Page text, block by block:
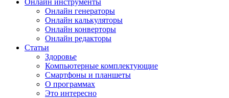
Онлайн инструменты
Онлайн генераторы
Онлайн калькуляторы
Онлайн конверторы
Онлайн редакторы
Статьи
Здоровье
Компьютерные комплектующие
Смартфоны и планшеты
О программах
Это интересно